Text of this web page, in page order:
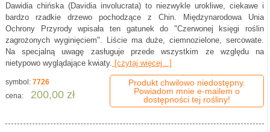
Dawidia chińska (Davidia involucrata) to niezwykle urokliwe, ciekawe i
bardzo rzadkie drzewo pochodzące z Chin. Międzynarodowa Unia
Ochrony Przyrody wpisała ten gatunek do "Czerwonej księgi roślin
zagrożonych wyginięciem". Liście ma duże, ciemnozielone, sercowate.
Na specjalną uwagę zasługuje przede wszystkim ze względu na
nietypowo wyglądające kwiaty. [czytaj więcej...]
symbol: 7726
cena:
200,00 zł
Produkt chwilowo niedostępny.
Powiadom mnie e-mailem o
dostępności tej rośliny!